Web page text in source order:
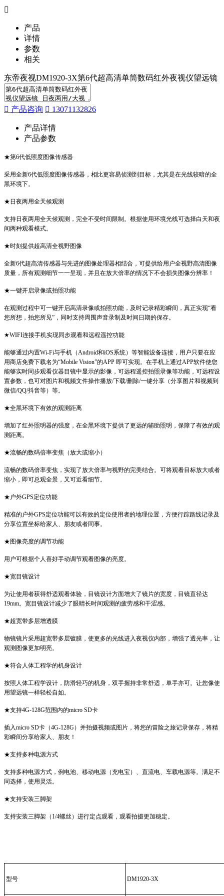
产品
详情
参数
相关
东帝夜视DM1920-3X第6代超高清单筒数码红外夜视仪望远镜
产品咨询 13071132826
产品详情
产品参数
★第6代低照度图像传感器
采用全新6代低照度图像传感器，相比更容易侦测到目标，尤其是在光线较暗的全
黑环境下。
★日夜两用全天候观测
支持日夜两用全天候观测，完全不受时间限制。根据使用环境光线可选择白天和夜
间两种观看模式。
★时刻提供超高清全视野图像
全新6代超高清传感器与先进的图像处理器相结合，可提供给用户全视野高清图像
质量，所有观测细节一一呈现，并且在放大倍率的情况下不会损失图像分辨率！
★一键开启录像或拍照功能
在观测过程中可一键开启高清录像或拍照功能，及时记录精彩瞬间，真正实现“看
您所想，拍您所见”，同时支持周围声音录制及时间日期的保存。
★WIFI连接手机实现同步观看和远程遥控功能
能够通过内置Wi-Fi与手机（Android和iOS系统）等智能设备连接，用户只要在应
用商店免费下载名为“Mobile Vision”的APP 即可实现。在手机上通过APP软件使您
能够实时同步观看仪器目镜中显示的影像，可远程遥控拍照录像等功能，可远程设
置参数，也可对图片和视频文件操作播放/下载/删除/一键分享（分享图片和视频到
微信/QQ/抖音等）等。
★全黑环境下有效的观测距离
增加了红外照明器的强度，在全黑环境下提供了更远的辅助照明，保障了有效的观
测距离。
★流畅的数码倍率变焦（放大或缩小）
流畅的数码倍率变焦，实现了放大倍率与视野的完美结合。可将观看目标放大或者
缩小，即可总观全景，又可近看细节。
★户外GPS定位功能
精准的户外GPS定位功能可以有效的定位使用者的地理位置，方便行踪路线记录及
分享位置坐标给家人、朋友或者同事。
★图像亮度的调节功能
用户可根据个人喜好手动调节观看图像的亮度。
★宽目镜设计
为让使用者获得舒适观看体验，目镜设计方面增大了镜片的宽度，目镜直径达
19mm。宽目镜设计减少了眼睛长时间观测的疲劳感和干涩感。
★超宽带多层增透膜
物镜镜片采用超宽带多层镀膜，使更多的光线进入夜视仪内部，增强了透光率，让
观测图像更加明亮。
★符合人体工程学的机身设计
按照人体工程学设计，防滑轻巧的机身，双手握持非常舒适，单手亦可。让您像使
用望远镜一样轻松自如。
★支持4G-128G范围内的micro SD卡
插入micro SD卡（4G-128G）并拍摄视频或图片，将您的冒险之旅记录保存，将精
彩瞬间分享给家人、朋友！
★支持多种电源方式
支持多种电源方式，例电池、移动电源（充电宝）、直流电、车载电源等。满足不
同选择，使用灵活。
★支持安装三脚架
支持安装三脚架（1/4螺丝）进行定点观看，观看拍摄更加稳定。
型号 DM1920-3X